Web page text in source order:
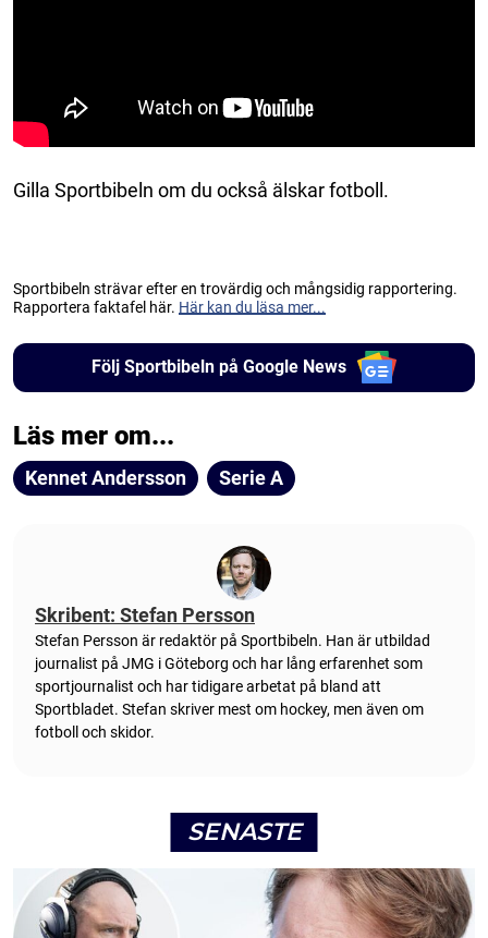
Gilla Sportbibeln om du också älskar fotboll.
Sportbibeln strävar efter en trovärdig och mångsidig rapportering.
Rapportera faktafel här. Här kan du läsa mer...
Följ Sportbibeln på Google News
Läs mer om...
Kennet Andersson Serie A
Skribent: Stefan Persson
Stefan Persson är redaktör på Sportbibeln. Han är utbildad
journalist på JMG i Göteborg och har lång erfarenhet som
sportjournalist och har tidigare arbetat på bland att
Sportbladet. Stefan skriver mest om hockey, men även om
fotboll och skidor.
SENASTE